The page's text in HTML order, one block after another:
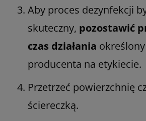
Aby proces dezynfekcji
skuteczny, pozostawić
czas działania
producenta na etykiecie.
Przetrzeć powierzchnię
ściereczką.